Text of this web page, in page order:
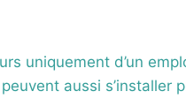
uniquement d’un
aussi s’installer